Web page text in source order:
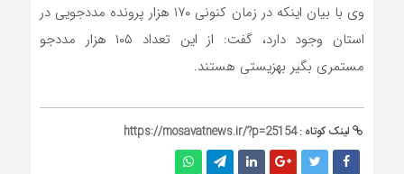
وی با بیان اینکه در زمان کنونی ۱۷۰ هزار پرونده مددجویی در
استان وجود دارد، گفت: از این تعداد ۱۰۵ هزار مددجو
مستمری بگیر بهزیستی هستند.
لینک کوتاه :https://mosavatnews.ir/?p=25154